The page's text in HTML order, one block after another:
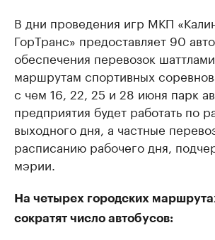
В дни проведения игр МКП
ГорТранс» предоставляет 90
обеспечения перевозок
маршрутам спортивных
с чем 16, 22, 25 и 28 июня парк
предприятия будет работать по
выходного дня, а частные
расписанию рабочего дня,
мэрии.
На четырех городских
сократят число автобусов: